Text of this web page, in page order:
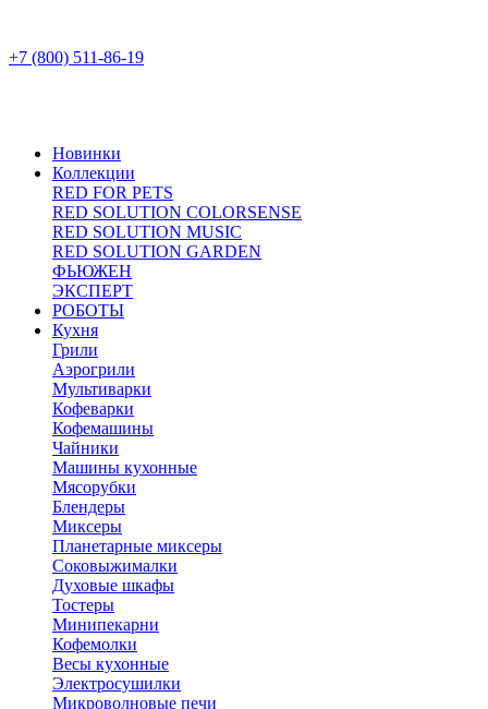
+7 (800) 511-86-19
Новинки
Коллекции
RED FOR PETS
RED SOLUTION COLORSENSE
RED SOLUTION MUSIC
RED SOLUTION GARDEN
ФЬЮЖЕН
ЭКСПЕРТ
РОБОТЫ
Кухня
Грили
Аэрогрили
Мультиварки
Кофеварки
Кофемашины
Чайники
Машины кухонные
Мясорубки
Блендеры
Миксеры
Планетарные миксеры
Соковыжималки
Духовые шкафы
Тостеры
Минипекарни
Кофемолки
Весы кухонные
Электросушилки
Микроволновые печи